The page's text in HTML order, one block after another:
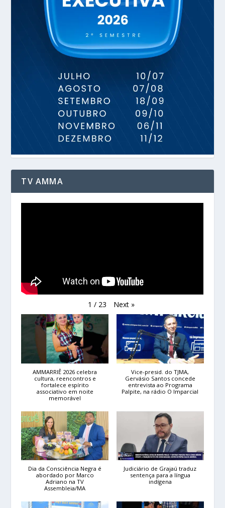
TV AMMA
1 / 23 Next »
AMMARRIÊ 2026 celebra
cultura, reencontros e
fortalece espírito
associativo em noite
memorável
Vice-presid. do TJMA,
Gervásio Santos concede
entrevista ao Programa
Palpite, na rádio O Imparcial
Dia da Consciência Negra é
abordado por Marco
Adriano na TV
Assembleia/MA
Judiciário de Grajaú traduz
sentença para a língua
indígena